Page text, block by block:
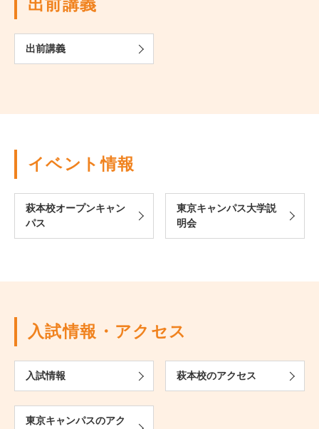
出前講義
出前講義
イベント情報
萩本校オープンキャン
パス
東京キャンパス大学説
明会
入試情報・アクセス
入試情報 萩本校のアクセス
東京キャンパスのアク